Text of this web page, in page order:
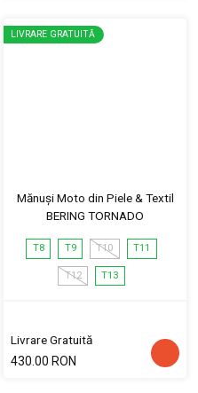
LIVRARE GRATUITĂ
Mănuși Moto din Piele & Textil
BERING TORNADO
T8 T9 T10 T11
T12 T13
Livrare Gratuită
430.00 RON